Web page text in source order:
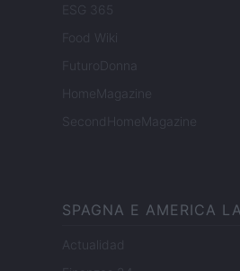
ESG 365
Food Wiki
FuturoDonna
HomeMagazine
SecondHomeMagazine
SPAGNA E AMERICA
Actualidad